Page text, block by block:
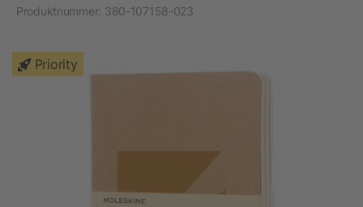
Produktnummer: 380-107158-023
Priority